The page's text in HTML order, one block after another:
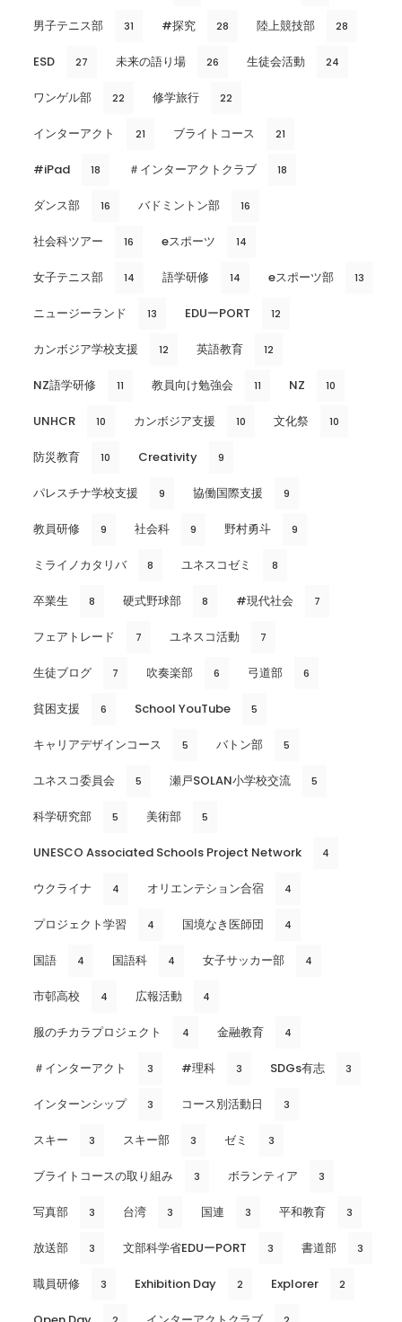
男子テニス部 31 #探究 28 陸上競技部 28
ESD 27 未来の語り場 26 生徒会活動 24
ワンゲル部 22 修学旅行 22
インターアクト 21 ブライトコース 21
#iPad 18 ＃インターアクトクラブ 18
ダンス部 16 バドミントン部 16
社会科ツアー 16 eスポーツ 14
女子テニス部 14 語学研修 14 eスポーツ部 13
ニュージーランド 13 EDUーPORT 12
カンボジア学校支援 12 英語教育 12
NZ語学研修 11 教員向け勉強会 11 NZ 10
UNHCR 10 カンボジア支援 10 文化祭 10
防災教育 10 Creativity 9
パレスチナ学校支援 9 協働国際支援 9
教員研修 9 社会科 9 野村勇斗 9
ミライノカタリバ 8 ユネスコゼミ 8
卒業生 8 硬式野球部 8 #現代社会 7
フェアトレード 7 ユネスコ活動 7
生徒ブログ 7 吹奏楽部 6 弓道部 6
貧困支援 6 School YouTube 5
キャリアデザインコース 5 バトン部 5
ユネスコ委員会 5 瀬戸SOLAN小学校交流 5
科学研究部 5 美術部 5
UNESCO Associated Schools Project Network 4
ウクライナ 4 オリエンテション合宿 4
プロジェクト学習 4 国境なき医師団 4
国語 4 国語科 4 女子サッカー部 4
市邨高校 4 広報活動 4
服のチカラプロジェクト 4 金融教育 4
＃インターアクト 3 #理科 3 SDGs有志 3
インターンシップ 3 コース別活動日 3
スキー 3 スキー部 3 ゼミ 3
ブライトコースの取り組み 3 ボランティア 3
写真部 3 台湾 3 国連 3 平和教育 3
放送部 3 文部科学省EDUーPORT 3 書道部 3
職員研修 3 Exhibition Day 2 Explorer 2